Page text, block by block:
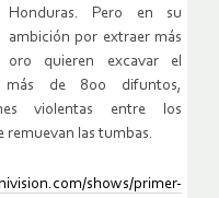
Honduras. Pero en su
ambición por extraer más
oro quieren excavar el
más de 800 difuntos,
violentas entre los
remuevan las tumbas.
shows/primer-